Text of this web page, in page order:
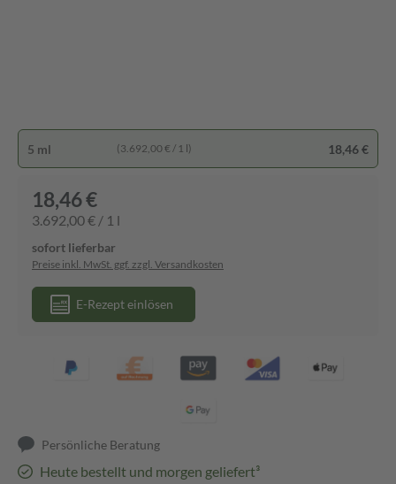
5 ml (3.692,00 € / 1 l) 18,46 €
18,46 €
3.692,00 € / 1 l
sofort lieferbar
Preise inkl. MwSt. ggf. zzgl. Versandkosten
E-Rezept einlösen
Persönliche Beratung
Heute bestellt und morgen geliefert³